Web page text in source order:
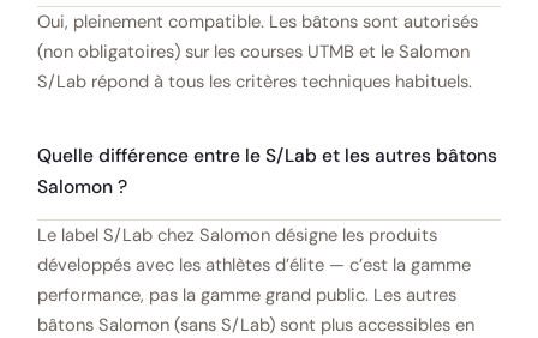
Oui, pleinement compatible. Les bâtons sont autorisés
(non obligatoires) sur les courses UTMB et le Salomon
S/Lab répond à tous les critères techniques habituels.
Quelle différence entre le S/Lab et les autres bâtons
Salomon ?
Le label S/Lab chez Salomon désigne les produits
développés avec les athlètes d’élite — c’est la gamme
performance, pas la gamme grand public. Les autres
bâtons Salomon (sans S/Lab) sont plus accessibles en